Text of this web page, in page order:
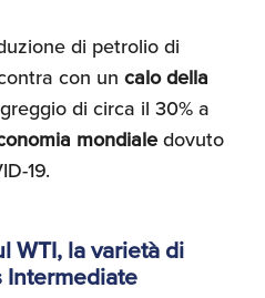
di petrolio di
con un calo della
di circa il 30% a
mondialedovuto
19.
WTI, la varietà di
Intermediate